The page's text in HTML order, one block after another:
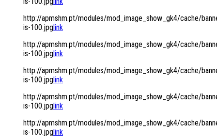
http://apmshm.pt/modules/mod_image_show_gk4/cache/
is-100.jpglink
http://apmshm.pt/modules/mod_image_show_gk4/cache/
is-100.jpglink
http://apmshm.pt/modules/mod_image_show_gk4/cache/
is-100.jpglink
http://apmshm.pt/modules/mod_image_show_gk4/cache/
is-100.jpglink
http://apmshm.pt/modules/mod_image_show_gk4/cache/
is-100.jpglink